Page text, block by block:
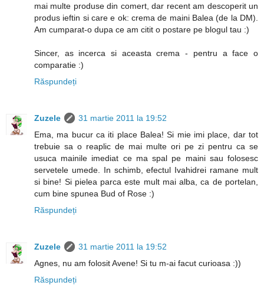
mai multe produse din comert, dar recent am descoperit un
produs ieftin si care e ok: crema de maini Balea (de la DM).
Am cumparat-o dupa ce am citit o postare pe blogul tau :)
Sincer, as incerca si aceasta crema - pentru a face o
comparatie :)
Răspundeți
Zuzele
31 martie 2011 la 19:52
Ema, ma bucur ca iti place Balea! Si mie imi place, dar tot
trebuie sa o reaplic de mai multe ori pe zi pentru ca se
usuca mainile imediat ce ma spal pe maini sau folosesc
servetele umede. In schimb, efectul Ivahidrei ramane mult
si bine! Si pielea parca este mult mai alba, ca de portelan,
cum bine spunea Bud of Rose :)
Răspundeți
Zuzele
31 martie 2011 la 19:52
Agnes, nu am folosit Avene! Si tu m-ai facut curioasa :))
Răspundeți